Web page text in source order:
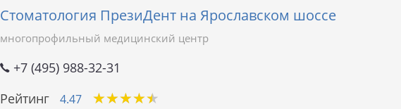
Стоматология ПрезиДент на Ярославском шоссе
многопрофильный медицинский центр
+7 (495) 988-32-31
Рейтинг
4.47 ★★★★★
★★★★★